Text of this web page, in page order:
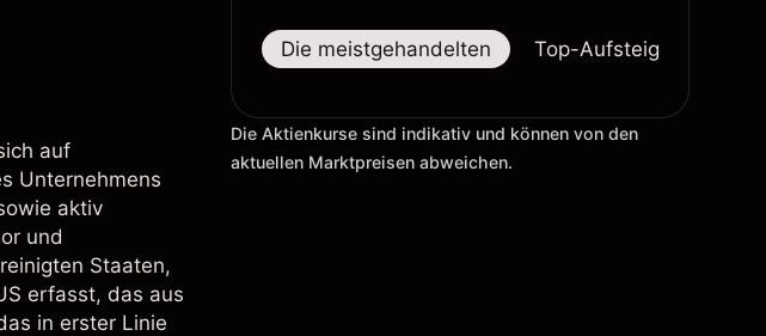
auf
Unternehmens
aktiv
und
Staaten,
erfasst, das aus
in erster Linie
Die meistgehandelten Top-Aufsteiger
Die Aktienkurse sind indikativ und können von den
aktuellen Marktpreisen abweichen.